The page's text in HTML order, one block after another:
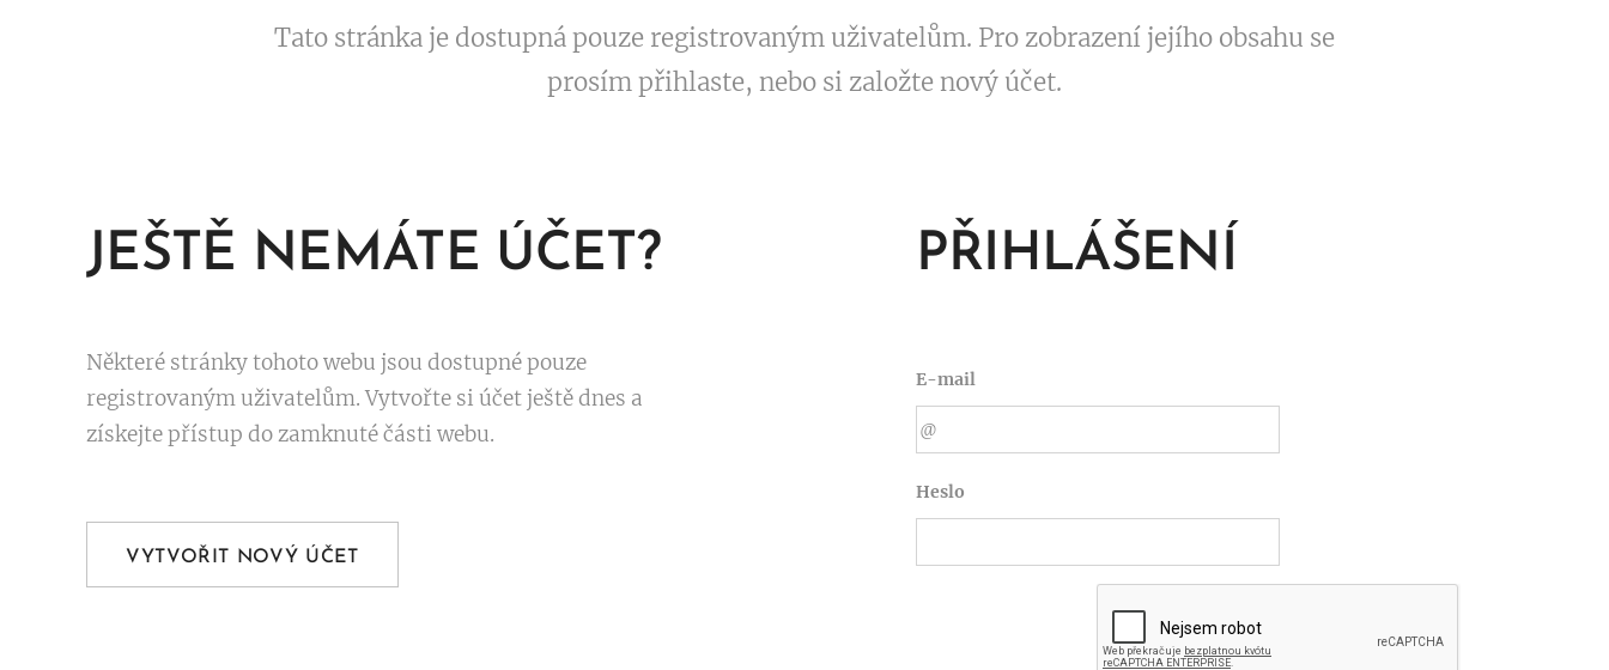
Tato stránka je dostupná pouze registrovaným uživatelům. Pro zobrazení jejího obsahu se
prosím přihlaste, nebo si založte nový účet.
JEŠTĚ NEMÁTE ÚČET?
Některé stránky tohoto webu jsou dostupné pouze
registrovaným uživatelům. Vytvořte si účet ještě dnes a
získejte přístup do zamknuté části webu.
VYTVOŘIT NOVÝ ÚČET
PŘIHLÁŠENÍ
E-mail
Heslo